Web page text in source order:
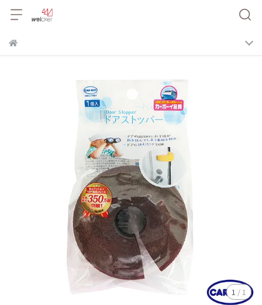
1 / 1